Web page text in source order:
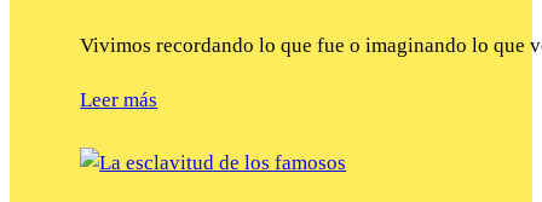
Vivimos recordando lo que fue o imaginando lo que
Leer más